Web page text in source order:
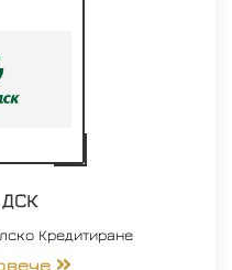
Кредитиране